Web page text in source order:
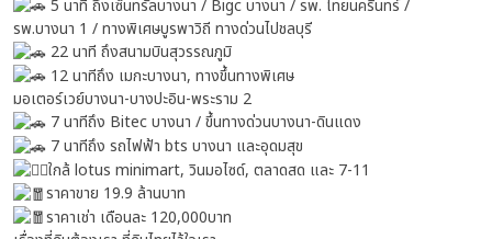
5 นาที ถึงเซ็นทรัลบางนา / Bigc บางนา / รพ. ไทยนครินทร์ /
รพ.บางนา 1 / ทางพิเศษบูรพาวิถี ทางด่วนไปชลบุรี
22 นาที ถึงสนามบินสุวรรณภูมิ
12 นาทีถึง เมกะบางนา, ทางขึ้นทางพิเศษ
มอเตอร์เวย์บางนา-บางปะอิน-พระราม 2
7 นาทีถึง Bitec บางนา / ขึ้นทางด่วนบางนา-ดินแดง
7 นาทีถึง รถไฟฟ้า bts บางนา และอุดมสุข
ใกล้ lotus minimart, วินมอไซด์, ตลาดสด และ 7-11
ราคาขาย 19.9 ล้านบาท
ราคาเช่า เดือนละ 120,000บาท